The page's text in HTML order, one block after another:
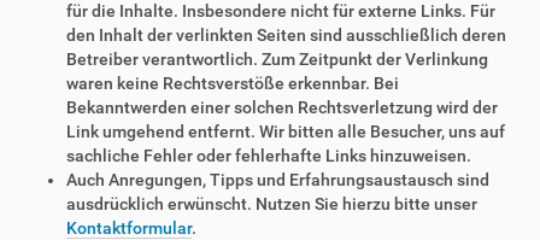
für die Inhalte. Insbesondere nicht für externe Links. Für
den Inhalt der verlinkten Seiten sind ausschließlich deren
Betreiber verantwortlich. Zum Zeitpunkt der Verlinkung
waren keine Rechtsverstöße erkennbar. Bei
Bekanntwerden einer solchen Rechtsverletzung wird der
Link umgehend entfernt. Wir bitten alle Besucher, uns auf
sachliche Fehler oder fehlerhafte Links hinzuweisen.
Auch Anregungen, Tipps und Erfahrungsaustausch sind
ausdrücklich erwünscht. Nutzen Sie hierzu bitte unser
Kontaktformular.